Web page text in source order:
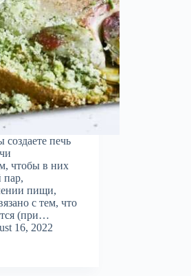
печь
чтобы в них
пар,
пищи,
с тем, что
(при…
16, 2022